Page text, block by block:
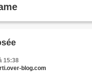
15:38
blog.com